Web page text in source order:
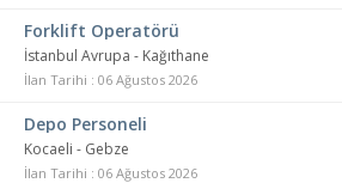
Forklift Operatörü
İstanbul Avrupa - Kağıthane
İlan Tarihi : 06 Ağustos 2026
Depo Personeli
Kocaeli - Gebze
İlan Tarihi : 06 Ağustos 2026